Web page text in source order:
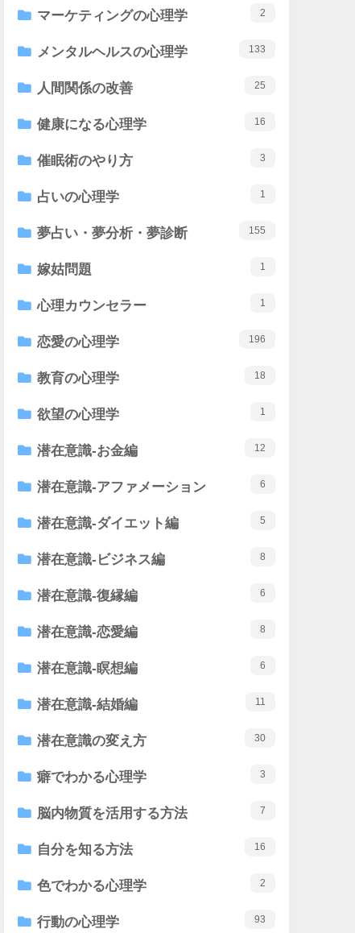
マーケティングの心理学 2
メンタルヘルスの心理学 133
人間関係の改善 25
健康になる心理学 16
催眠術のやり方 3
占いの心理学 1
夢占い・夢分析・夢診断 155
嫁姑問題 1
心理カウンセラー 1
恋愛の心理学 196
教育の心理学 18
欲望の心理学 1
潜在意識-お金編 12
潜在意識-アファメーション 6
潜在意識-ダイエット編 5
潜在意識-ビジネス編 8
潜在意識-復縁編 6
潜在意識-恋愛編 8
潜在意識-瞑想編 6
潜在意識-結婚編 11
潜在意識の変え方 30
癖でわかる心理学 3
脳内物質を活用する方法 7
自分を知る方法 16
色でわかる心理学 2
行動の心理学 93